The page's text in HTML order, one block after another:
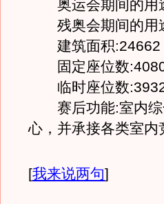
奥运会期间的用
残奥会期间的用
建筑面积:24662
固定座位数
临时座位数
赛后功能:室内综
心，并承接各类室内
[我来说两句]